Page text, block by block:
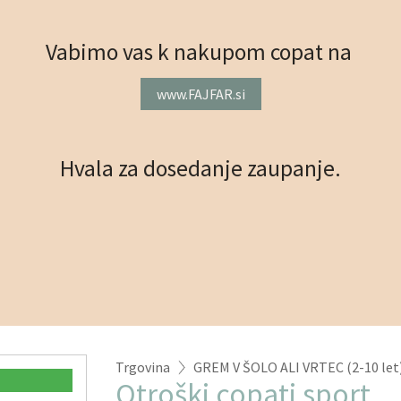
Vabimo vas k nakupom copat na
www.FAJFAR.si
Hvala za dosedanje zaupanje.
Trgovina GREM V ŠOLO ALI VRTEC (2-10